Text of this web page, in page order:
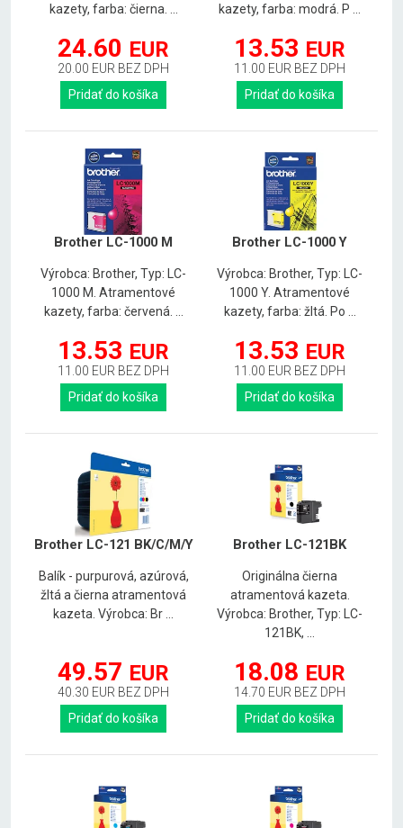
kazety, farba: čierna. ...
24.60 EUR
20.00 EUR BEZ DPH
Pridať do košíka
kazety, farba: modrá. P ...
13.53 EUR
11.00 EUR BEZ DPH
Pridať do košíka
Brother LC-1000 M
Výrobca: Brother, Typ: LC-
1000 M. Atramentové
kazety, farba: červená. ...
13.53 EUR
11.00 EUR BEZ DPH
Pridať do košíka
Brother LC-1000 Y
Výrobca: Brother, Typ: LC-
1000 Y. Atramentové
kazety, farba: žltá. Po ...
13.53 EUR
11.00 EUR BEZ DPH
Pridať do košíka
Brother LC-121 BK/C/M/Y
Balík - purpurová, azúrová,
žltá a čierna atramentová
kazeta. Výrobca: Br ...
49.57 EUR
40.30 EUR BEZ DPH
Pridať do košíka
Brother LC-121BK
Originálna čierna
atramentová kazeta.
Výrobca: Brother, Typ: LC-
121BK, ...
18.08 EUR
14.70 EUR BEZ DPH
Pridať do košíka